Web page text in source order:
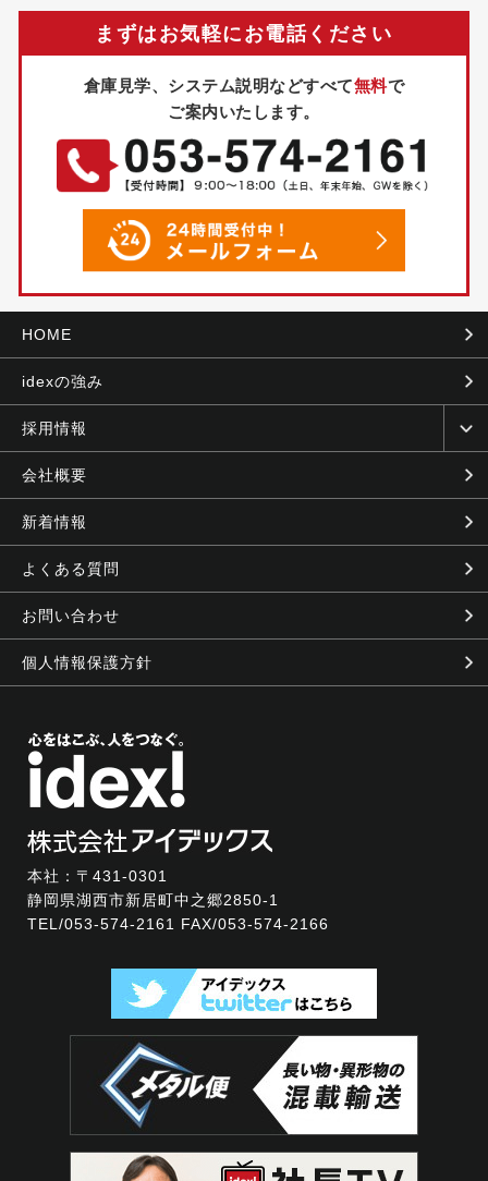
まずはお気軽にお電話ください
倉庫見学、システム説明などすべて無料で
ご案内いたします。
HOME
idexの強み
採用情報
会社概要
新着情報
よくある質問
お問い合わせ
個人情報保護方針
本社：〒431-0301
静岡県湖西市新居町中之郷2850-1
TEL/053-574-2161 FAX/053-574-2166